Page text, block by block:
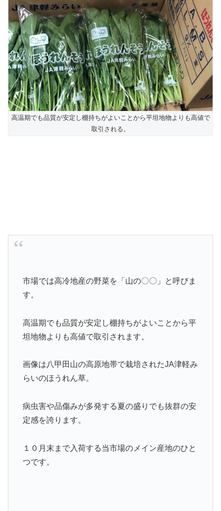
高温期でも品質が安定し棚持ちがよいことから平坦地物よりも高値で
取引される。
市場では高冷地産の野菜を「山の〇〇」と呼びま
す。
高温期でも品質が安定し棚持ちがよいことから平
坦地物よりも高値で取引されます。
画像は八甲田山の高原地帯で栽培されたJA津軽み
らいのほうれん草。
病虫害や品傷みが多発する夏の盛りでも抜群の安
定感を誇ります。
１０月末まで入荷する当市場のメイン産地のひと
つです。